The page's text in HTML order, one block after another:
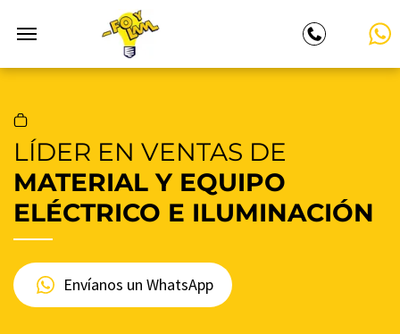
LÍDER EN VENTAS DE
MATERIAL Y EQUIPO
ELÉCTRICO E ILUMINACIÓN
Envíanos un WhatsApp